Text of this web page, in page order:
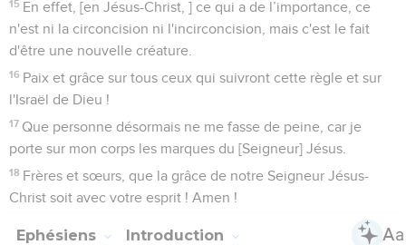
15 En effet, [en Jésus-Christ, ] ce qui a de l’importance, ce
n'est ni la circoncision ni l'incirconcision, mais c'est le fait
d'être une nouvelle créature.
16 Paix et grâce sur tous ceux qui suivront cette règle et sur
l'Israël de Dieu !
17 Que personne désormais ne me fasse de peine, car je
porte sur mon corps les marques du [Seigneur] Jésus.
18 Frères et sœurs, que la grâce de notre Seigneur Jésus-
Christ soit avec votre esprit ! Amen !
Ephésiens Introduction